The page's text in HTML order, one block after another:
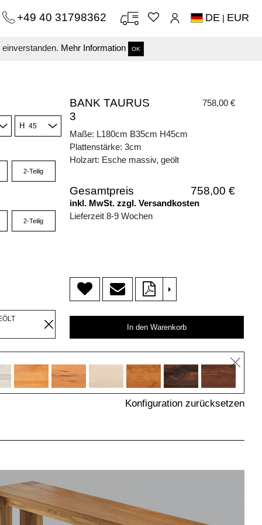
Mehr Information OK
+49 40 31798362 DE | EUR
H
2-Teilig
2-Teilig
BANK TAURUS
3
758,00 €
Maße: L180cm B35cm H45cm
Plattenstärke: 3cm
Holzart: Esche massiv, geölt
Gesamtpreis 758,00 €
inkl. MwSt. zzgl. Versandkosten
Lieferzeit 8-9 Wochen
>
In den Warenkorb
Konfiguration zurücksetzen